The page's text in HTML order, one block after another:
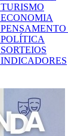
TURISMO
ECONOMIA
POLÍTICA
SORTEIOS
INDICADORES